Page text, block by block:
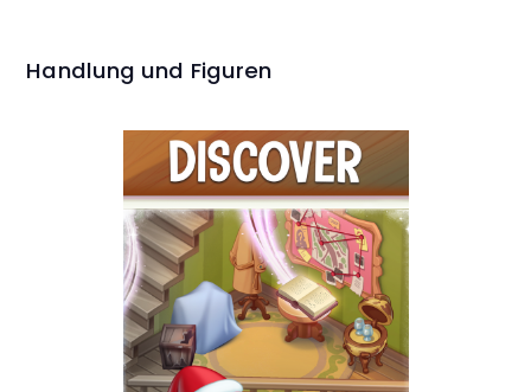
Handlung und Figuren